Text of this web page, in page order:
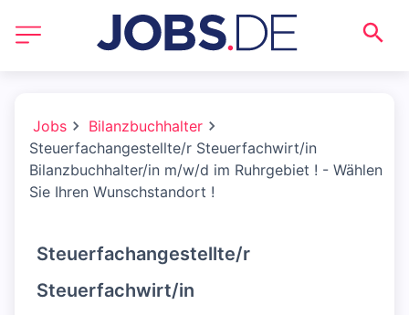
Jobs
Bilanzbuchhalter
Steuerfachangestellte/r Steuerfachwirt/in
Bilanzbuchhalter/in m/w/d im Ruhrgebiet ! - Wählen
Sie Ihren Wunschstandort !
Steuerfachangestellte/r
Steuerfachwirt/in